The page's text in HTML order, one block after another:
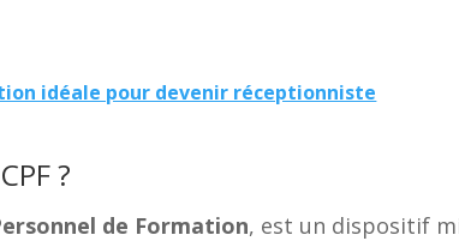
idéale pour devenir réceptionniste
?
de Formation, est un dispositif